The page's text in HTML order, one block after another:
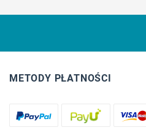
METODY PŁATNOŚCI